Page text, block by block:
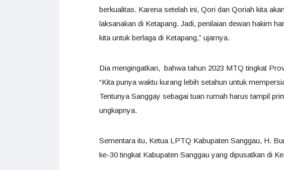
berkualitas. Karena setelah ini, Qori dan Qoriah kita
laksanakan di Ketapang. Jadi, penilaian dewan hakim
kita untuk berlaga di Ketapang,” ujarnya.
Dia mengingatkan, bahwa tahun 2023 MTQ tingkat
“Kita punya waktu kurang lebih setahun untuk
Tentunya Sanggay sebagai tuan rumah harus tampil
ungkapnya.
Sementara itu, Ketua LPTQ Kabupaten Sanggau, H.
ke-30 tingkat Kabupaten Sanggau yang dipusatkan di